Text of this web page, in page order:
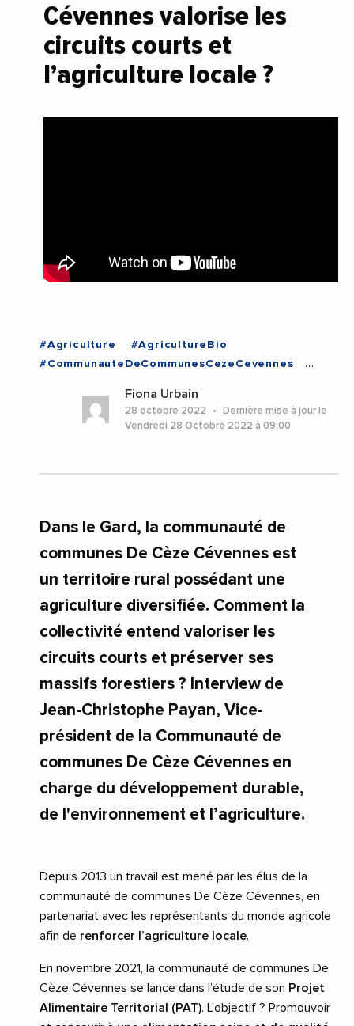
Cévennes valorise les
circuits courts et
l’agriculture locale ?
#Agriculture
#AgricultureBio
#CommunauteDeCommunesCezeCevennes
#Environnement
#Occitanie
Fiona Urbain
28 octobre 2022
Dernière mise à jour le
Vendredi 28 Octobre 2022 à 09:00
Dans le Gard, la communauté de
communes De Cèze Cévennes est
un territoire rural possédant une
agriculture diversifiée. Comment la
collectivité entend valoriser les
circuits courts et préserver ses
massifs forestiers ? Interview de
Jean-Christophe Payan, Vice-
président de la Communauté de
communes De Cèze Cévennes en
charge du développement durable,
de l'environnement et l’agriculture.
Depuis 2013 un travail est mené par les élus de la
communauté de communes De Cèze Cévennes, en
partenariat avec les représentants du monde agricole
afin de renforcer l’agriculture locale.
En novembre 2021, la communauté de communes De
Cèze Cévennes se lance dans l’étude de son Projet
Alimentaire Territorial (PAT). L’objectif ? Promouvoir